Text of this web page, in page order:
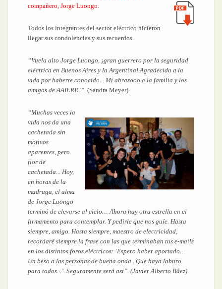
compañero, Jorge Luongo.
Todos los integrantes del sector eléctrico hicieron
llegar sus condolencias y sus recuerdos.
“Vuela alto Jorge Luongo, ¡gran guerrero por la seguridad
eléctrica en Buenos Aires y la Argentina! Agradecida a la
vida por haberte conocido... Mi abrazooo a la familia y los
amigos de AAIERIC”. (Sandra Meyer)
“Muchas veces la
vida nos da una
cachetada sin
motivos
aparentes, pero
flor de
cachetada... Hoy,
en horas de la
madruga, el alma
de Jorge Luongo
terminó de elevarse al cielo… Ahora hay otra estrella en el
firmamento para contemplar. Y pedirle que nos guíe. Hasta
siempre, amigo. Hasta siempre, maestro de electricidad,
recordaré siempre la frase con las que terminaban tus e-mails
en los distintos foros eléctricos: ‘Espero haber aportado…
Un beso a las personas de buena onda...Que haya laburo
para todos...’. Seguramente será así”. (Javier Alberto Báez)